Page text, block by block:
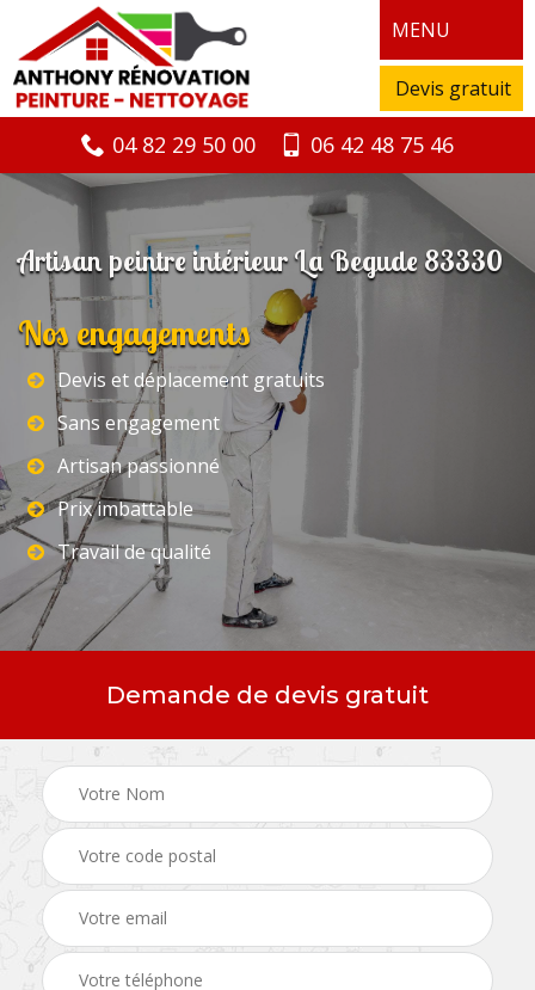
MENU
Devis gratuit
04 82 29 50 00 06 42 48 75 46
Artisan peintre intérieur La Begude 83330
Nos engagements
Devis et déplacement gratuits
Sans engagement
Artisan passionné
Prix imbattable
Travail de qualité
Demande de devis gratuit